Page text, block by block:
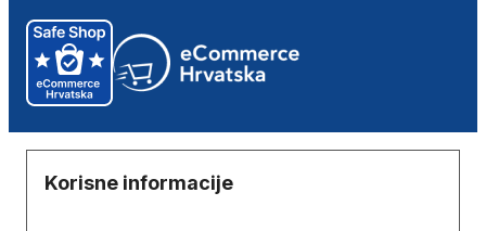
Korisne informacije